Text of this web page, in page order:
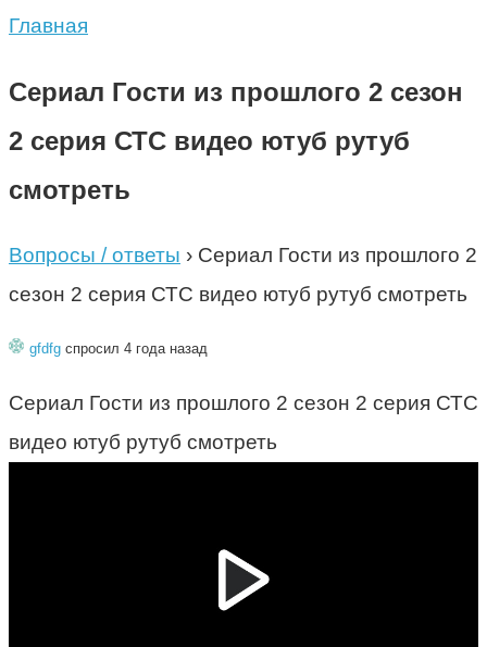
Главная
Сериал Гости из прошлого 2 сезон
2 серия СТС видео ютуб рутуб
смотреть
Вопросы / ответы › Сериал Гости из прошлого 2
сезон 2 серия СТС видео ютуб рутуб смотреть
gfdfg спросил 4 года назад
Сериал Гости из прошлого 2 сезон 2 серия СТС
видео ютуб рутуб смотреть